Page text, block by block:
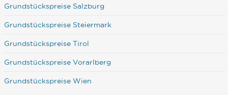
Grundstückspreise Salzburg
Grundstückspreise Steiermark
Grundstückspreise Tirol
Grundstückspreise Vorarlberg
Grundstückspreise Wien